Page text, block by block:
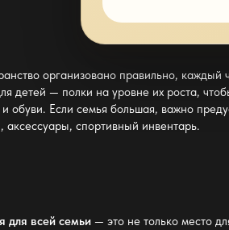
организовано правильно, каждый
детей — полки на уровне их роста,
и обуви. Если семья большая, важно
аксессуары, спортивный инвентарь.
для всей семьи — это не только место